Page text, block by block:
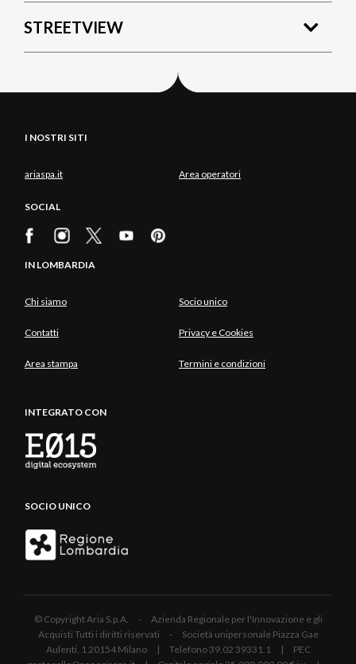
STREETVIEW
I NOSTRI SITI
ariaspa.it Area operatori
SOCIAL
IN LOMBARDIA
Chi siamo Socio unico
Contatti Privacy e Cookies
Area stampa Termini e condizioni
INTEGRATO CON
SOCIO UNICO
© Copyright Aria S.p.A. - Azienda Regionale per l'Innovazione e gli
Acquisti Tutti i diritti riservati - Società unipersonale Piazza Gae
Aulenti, 1 20154 Milano | Telefono 39.02 39331.1 | PEC